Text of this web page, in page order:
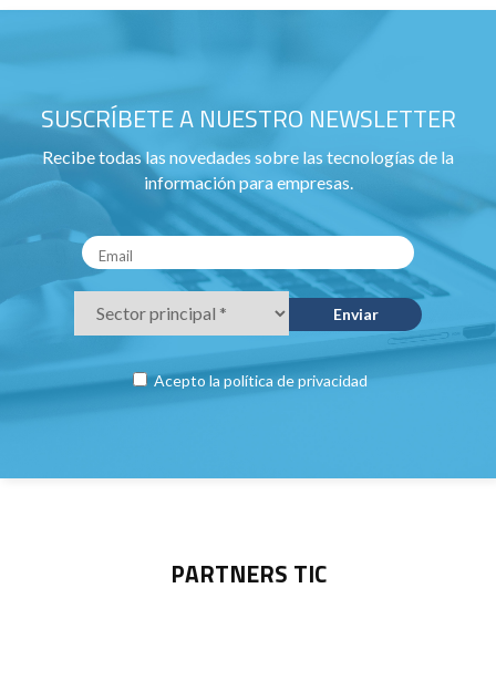
SUSCRÍBETE A NUESTRO NEWSLETTER
Recibe todas las novedades sobre las tecnologías de la
información para empresas.
Acepto la política de privacidad
PARTNERS TIC